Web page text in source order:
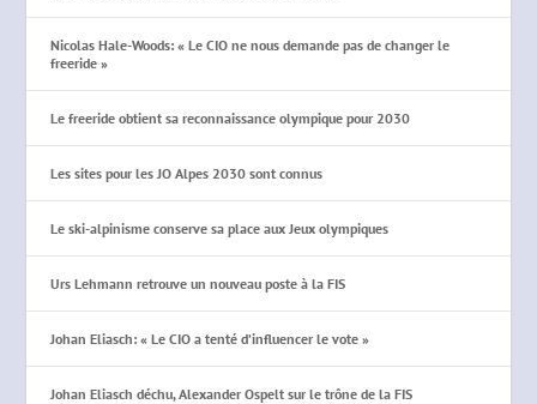
Nicolas Hale-Woods: « Le CIO ne nous demande pas de changer le
freeride »
Le freeride obtient sa reconnaissance olympique pour 2030
Les sites pour les JO Alpes 2030 sont connus
Le ski-alpinisme conserve sa place aux Jeux olympiques
Urs Lehmann retrouve un nouveau poste à la FIS
Johan Eliasch: « Le CIO a tenté d’influencer le vote »
Johan Eliasch déchu, Alexander Ospelt sur le trône de la FIS